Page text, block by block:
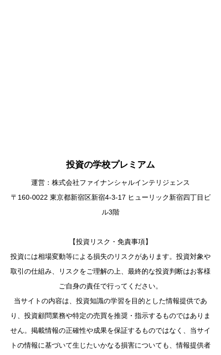
投資の学校プレミアム
運営：株式会社ファイナンシャルインテリジェンス
〒160-0022 東京都新宿区新宿4-3-17 ヒューリック新宿四丁目ビ
ル3階
【投資リスク・免責事項】
投資には相場変動等による損失のリスクがあります。投資対象や
取引の仕組み、リスクをご理解の上、最終的な投資判断はお客様
ご自身の責任で行ってください。
当サイトの内容は、投資知識の学習を目的とした情報提供であ
り、投資顧問業務や特定の売買を推奨・指示するものではありま
せん。掲載情報の正確性や成果を保証するものではなく、当サイ
トの情報に基づいて生じたいかなる損害についても、情報提供者